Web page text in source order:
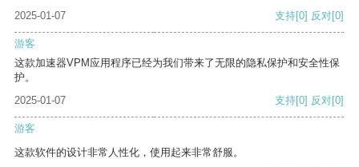
2025-01-07
支持[0] 反对[0]
游客
这款加速器VPM应用程序已经为我们带来了无限的隐私保护和安全性保
护。
2025-01-07
支持[0] 反对[0]
游客
这款软件的设计非常人性化，使用起来非常舒服。